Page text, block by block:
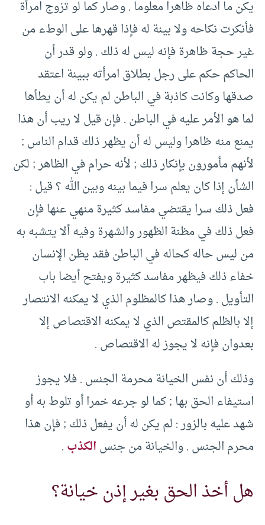
يكن ما ادعاه ظاهرا معلوما . وصار كما لو تزوج امرأة
فأنكرت نكاحه ولا بينة له فإذا قهرها على الوطء من
غير حجة ظاهرة فإنه ليس له ذلك . ولو قدر أن
الحاكم حكم على رجل بطلاق امرأته ببينة اعتقد
صدقها وكانت كاذبة في الباطن لم يكن له أن يطأها
لما هو الأمر عليه في الباطن . فإن قيل لا ريب أن هذا
يمنع منه ظاهرا وليس له أن يظهر ذلك قدام الناس ;
لأنهم مأمورون بإنكار ذلك ; لأنه حرام في الظاهر ; لكن
الشأن إذا كان يعلم سرا فيما بينه وبين الله ؟ قيل :
فعل ذلك سرا يقتضي مفاسد كثيرة منهي عنها فإن
فعل ذلك في مظنة الظهور والشهرة وفيه ألا يتشبه به
من ليس حاله كحاله في الباطن فقد يظن الإنسان
خفاء ذلك فيظهر مفاسد كثيرة ويفتح أيضا باب
التأويل . وصار هذا كالمظلوم الذي لا يمكنه الانتصار
إلا بالظلم كالمقتص الذي لا يمكنه الاقتصاص إلا
بعدوان فإنه لا يجوز له الاقتصاص .
وذلك أن نفس الخيانة محرمة الجنس . فلا يجوز
استيفاء الحق بها ; كما لو جرعه خمرا أو تلوط به أو
شهد عليه بالزور : لم يكن له أن يفعل ذلك ; فإن هذا
محرم الجنس . والخيانة من جنسالكذب.
هل أخذ الحق بغير إذن خيانة؟